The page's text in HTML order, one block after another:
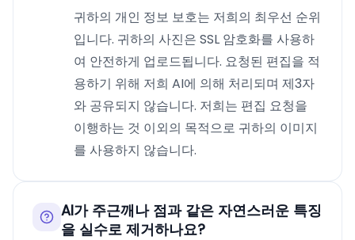
귀하의 개인 정보 보호는 저희의 최우선 순위
입니다. 귀하의 사진은 SSL 암호화를 사용하
여 안전하게 업로드됩니다. 요청된 편집을 적
용하기 위해 저희 AI에 의해 처리되며 제3자
와 공유되지 않습니다. 저희는 편집 요청을
이행하는 것 이외의 목적으로 귀하의 이미지
를 사용하지 않습니다.
AI가 주근깨나 점과 같은 자연스러운 특징
을 실수로 제거하나요?